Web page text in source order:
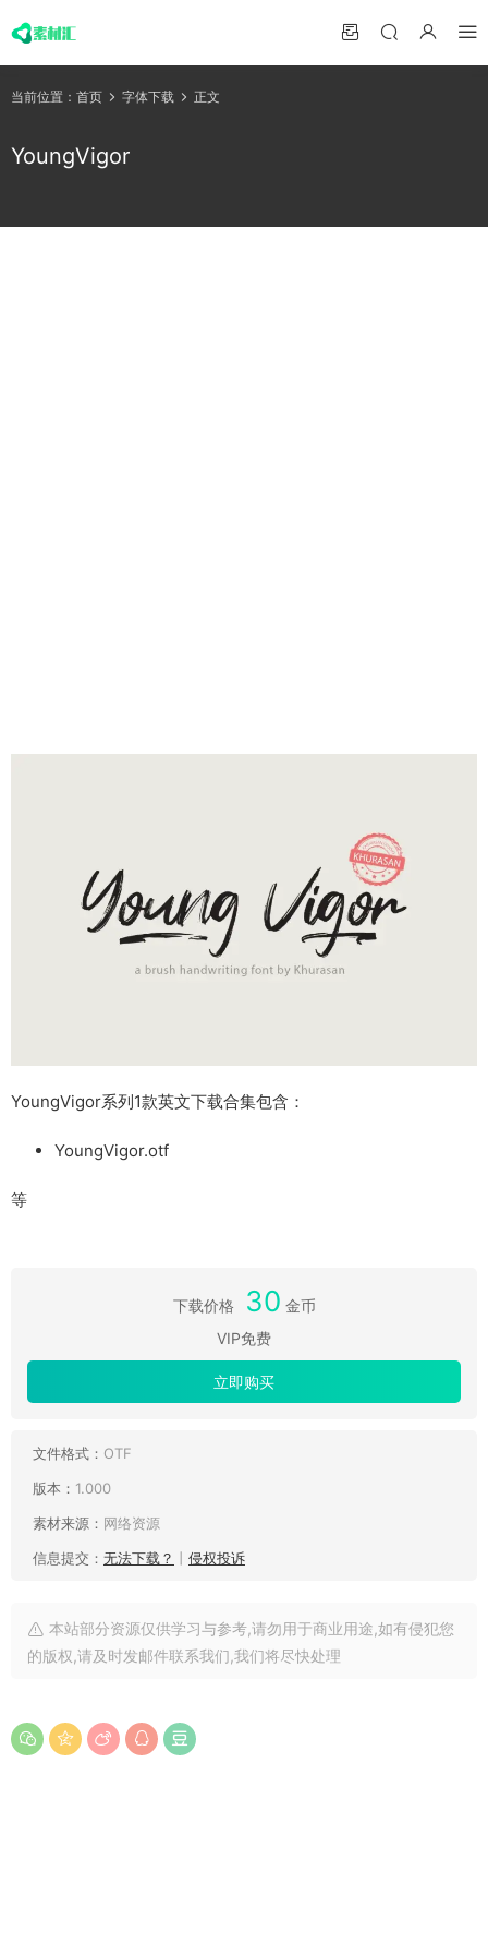
当前位置： 首页 字体下载 正文
YoungVigor
YoungVigor系列1款英文下载合集包含：
YoungVigor.otf
等
下载价格 30 金币
VIP免费
立即购买
文件格式： OTF
版本： 1.000
素材来源： 网络资源
信息提交： 无法下载？ 丨 侵权投诉
本站部分资源仅供学习与参考,请勿用于商业用途,如有侵犯您
的版权,请及时发邮件联系我们,我们将尽快处理